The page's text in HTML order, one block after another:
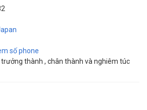
số phone
trưởng thành , chân thành và nghiêm túc